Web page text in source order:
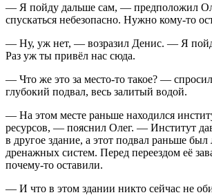
— Я пойду дальше сам, — предположил
спускаться небезопасно. Нужно кому-то
— Ну, уж нет, — возразил Денис. — Я
Раз уж ты привёл нас сюда.
— Что же это за место-то такое? —
глубокий подвал, весь залитый водой.
— На этом месте раньше находился
ресурсов, — пояснил Олег. — Институт
в другое здание, а этот подвал раньше был
дренажных систем. Перед переездом её
почему-то оставили.
— И что в этом здании никто сейчас не